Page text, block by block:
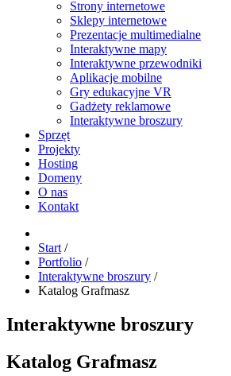
Strony internetowe
Sklepy internetowe
Prezentacje multimedialne
Interaktywne mapy
Interaktywne przewodniki
Aplikacje mobilne
Gry edukacyjne VR
Gadżety reklamowe
Interaktywne broszury
Sprzęt
Projekty
Hosting
Domeny
O nas
Kontakt
Start /
Portfolio /
Interaktywne broszury /
Katalog Grafmasz
Interaktywne broszury
Katalog Grafmasz